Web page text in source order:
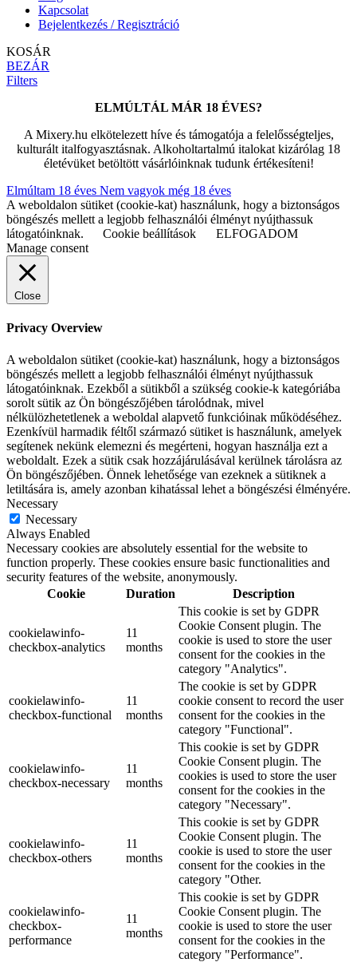
Kapcsolat
Bejelentkezés / Regisztráció
KOSÁR
BEZÁR
Filters
ELMÚLTÁL MÁR 18 ÉVES?
A Mixery.hu elkötelezett híve és támogatója a felelősségteljes,
kulturált italfogyasztásnak. Alkoholtartalmú italokat kizárólag 18
életévüket betöltött vásárlóinknak tudunk értékesíteni!
Elmúltam 18 éves Nem vagyok még 18 éves
A weboldalon sütiket (cookie-kat) használunk, hogy a biztonságos
böngészés mellett a legjobb felhasználói élményt nyújthassuk
látogatóinknak.
Cookie beállítások
ELFOGADOM
Manage consent
Close
Privacy Overview
A weboldalon sütiket (cookie-kat) használunk, hogy a biztonságos
böngészés mellett a legjobb felhasználói élményt nyújthassuk
látogatóinknak. Ezekből a sütikből a szükség cookie-k kategóriába
sorolt sütik az Ön böngészőjében tárolódnak, mivel
nélkülözhetetlenek a weboldal alapvető funkcióinak működéséhez.
Ezenkívül harmadik féltől származó sütiket is használunk, amelyek
segítenek nekünk elemezni és megérteni, hogyan használja ezt a
weboldalt. Ezek a sütik csak hozzájárulásával kerülnek tárolásra az
Ön böngészőjében. Önnek lehetősége van ezeknek a sütiknek a
letiltására is, amely azonban kihatással lehet a böngészési élményére.
Necessary
Necessary
Always Enabled
Necessary cookies are absolutely essential for the website to
function properly. These cookies ensure basic functionalities and
security features of the website, anonymously.
Cookie
Duration Description
cookielawinfo-
checkbox-analytics
11
months
This cookie is set by GDPR
Cookie Consent plugin. The
cookie is used to store the user
consent for the cookies in the
category "Analytics".
cookielawinfo-
checkbox-functional
11
months
The cookie is set by GDPR
cookie consent to record the user
consent for the cookies in the
category "Functional".
cookielawinfo-
checkbox-necessary
11
months
This cookie is set by GDPR
Cookie Consent plugin. The
cookies is used to store the user
consent for the cookies in the
category "Necessary".
cookielawinfo-
checkbox-others
11
months
This cookie is set by GDPR
Cookie Consent plugin. The
cookie is used to store the user
consent for the cookies in the
category "Other.
cookielawinfo-
checkbox-
performance
11
months
This cookie is set by GDPR
Cookie Consent plugin. The
cookie is used to store the user
consent for the cookies in the
category "Performance".